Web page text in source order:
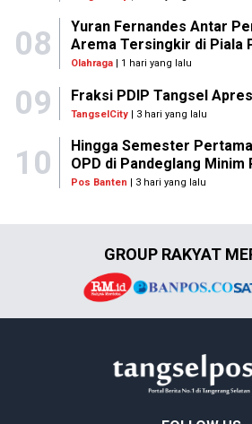
08
Yuran Fernandes Antar
Arema Tersingkir di Piala
Olahraga| 1 hari yang lalu
09 Fraksi PDIP Tangsel
TangselCity | 3 hari yang lalu
10
Hingga Semester
OPD di Pandeglang Minim
Pos Banten | 3 hari yang lalu
GROUP RAKYAT